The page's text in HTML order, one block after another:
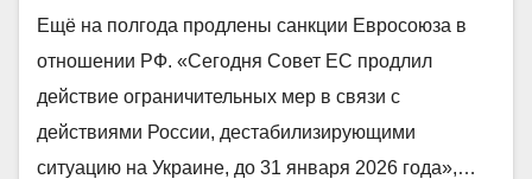
Ещё на полгода продлены санкции Евросоюза в
отношении РФ. «Сегодня Совет ЕС продлил
действие ограничительных мер в связи с
действиями России, дестабилизирующими
ситуацию на Украине, до 31 января 2026 года»,…